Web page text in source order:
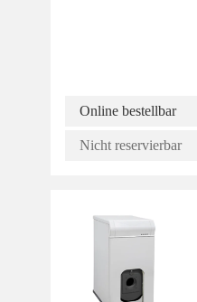
Online bestellbar
Nicht reservierbar